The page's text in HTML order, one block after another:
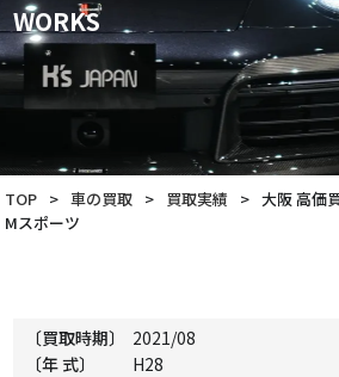
WORKS
TOP > 車の買取 > 買取実績 > 大阪 高価
Mスポーツ
〔買取時期〕
2021/08
〔年 式〕
H28